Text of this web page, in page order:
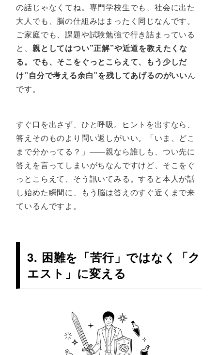
の話じゃなくてね。専門学校生でも、社会に出た
大人でも、脳の仕組みはまったく同じなんです。
ご家庭でも、課題や試験勉強で行き詰まっている
と、親としてはつい”正解”や近道を教えたくな
る。でも、そこをぐっとこらえて、もう少しだ
け”自分で考える余白”を残してあげるのがいいん
です。
すぐ口を出さず、ひと呼吸。ヒントを出すなら、
答えそのものより問い返しがいい。「いま、どこ
まで分かってる？」――親なら誰しも、つい先に
答えを言ってしまいがちなんですけど、そこをぐ
っとこらえて、そう訊いてみる。すると本人が話
し始めた瞬間に、もう脳は答えのすぐ近くまで来
ているんですよ。
3. 困難を「苦行」ではなく「ク
エスト」に変える